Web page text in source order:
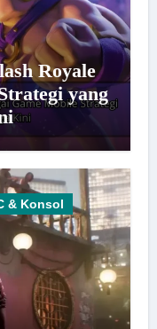
Royale
yang
& Konsol